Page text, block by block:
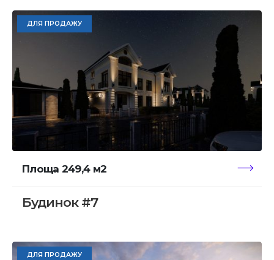
ДЛЯ ПРОДАЖУ
Площа 249,4 м2
Будинок #7
ДЛЯ ПРОДАЖУ